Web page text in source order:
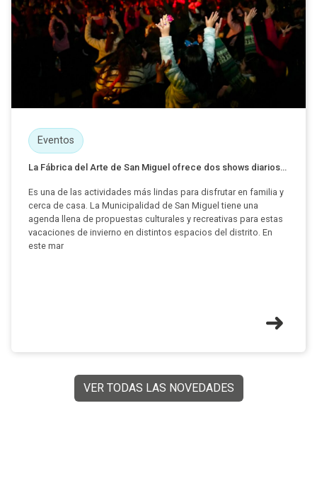
Eventos
La Fábrica del Arte de San Miguel ofrece dos shows diarios...
Es una de las actividades más lindas para disfrutar en familia y
cerca de casa. La Municipalidad de San Miguel tiene una
agenda llena de propuestas culturales y recreativas para estas
vacaciones de invierno en distintos espacios del distrito. En
este mar
VER TODAS LAS NOVEDADES